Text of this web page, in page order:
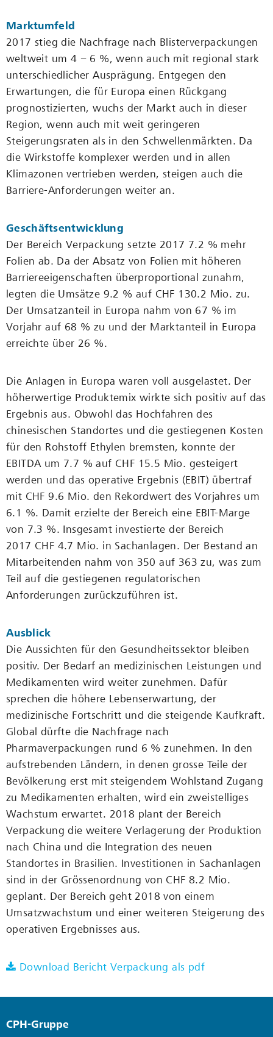
Marktumfeld
2017 stieg die Nachfrage nach Blisterverpackungen
weltweit um 4 − 6 %, wenn auch mit regional stark
unterschiedlicher Ausprägung. Entgegen den
Erwartungen, die für Europa einen Rückgang
prognostizierten, wuchs der Markt auch in dieser
Region, wenn auch mit weit geringeren
Steigerungsraten als in den Schwellenmärkten. Da
die Wirkstoffe komplexer werden und in allen
Klimazonen vertrieben werden, steigen auch die
Barriere-Anforderungen weiter an.
Geschäftsentwicklung
Der Bereich Verpackung setzte 2017 7.2 % mehr
Folien ab. Da der Absatz von Folien mit höheren
Barriereeigenschaften überproportional zunahm,
legten die Umsätze 9.2 % auf CHF 130.2 Mio. zu.
Der Umsatzanteil in Europa nahm von 67 % im
Vorjahr auf 68 % zu und der Marktanteil in Europa
erreichte über 26 %.
Die Anlagen in Europa waren voll ausgelastet. Der
höherwertige Produktemix wirkte sich positiv auf das
Ergebnis aus. Obwohl das Hochfahren des
chinesischen Standortes und die gestiegenen Kosten
für den Rohstoff Ethylen bremsten, konnte der
EBITDA um 7.7 % auf CHF 15.5 Mio. gesteigert
werden und das operative Ergebnis (EBIT) übertraf
mit CHF 9.6 Mio. den Rekordwert des Vorjahres um
6.1 %. Damit erzielte der Bereich eine EBIT-Marge
von 7.3 %. Insgesamt investierte der Bereich
2017 CHF 4.7 Mio. in Sachanlagen. Der Bestand an
Mitarbeitenden nahm von 350 auf 363 zu, was zum
Teil auf die gestie­genen regulatorischen
Anforderungen zurückzuführen ist.
Ausblick
Die Aussichten für den Gesundheitssektor bleiben
positiv. Der Bedarf an medizinischen Leistungen und
Medikamenten wird weiter zunehmen. Dafür
sprechen die höhere Lebenserwartung, der
medizinische Fortschritt und die steigende Kaufkraft.
Global dürfte die Nachfrage nach
Pharmaverpackungen rund 6 % zunehmen. In den
aufstrebenden Ländern, in denen grosse Teile der
Bevölkerung erst mit steigendem Wohlstand Zugang
zu Medikamenten erhalten, wird ein zweistelliges
Wachstum erwartet. 2018 plant der Bereich
Verpackung die weitere Verlagerung der Produktion
nach China und die Integration des neuen
Standortes in Brasilien. Investitionen in Sachanlagen
sind in der Grössenordnung von CHF 8.2 Mio.
geplant. Der Bereich geht 2018 von einem
Umsatzwachstum und einer weiteren Steigerung des
operativen Ergebnisses aus.
Download Bericht Verpackung als pdf
CPH-Gruppe